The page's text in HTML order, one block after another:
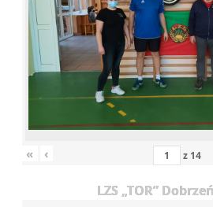
« ‹ z 14
LZS „TOR”